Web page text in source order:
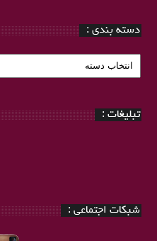
دسته بندی :
دسته
بندی
تبلیغات :
شبکات اجتماعی :